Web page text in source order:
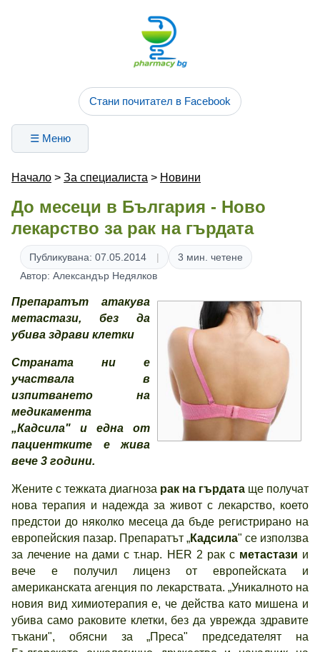
Стани почитател в Facebook
☰ Меню
Начало > За специалиста > Новини
До месеци в България - Ново
лекарство за рак на гърдата
Публикувана: 07.05.2014
3 мин. четене
Автор: Александър Недялков
Препаратът атакува
метастази, без да
убива здрави клетки
Страната ни е
участвала в
изпитването на
медикамента
„Кадсила" и една от
пациентките е жива
вече 3 години.
Жените с тежката диагноза рак на гърдата ще получат
нова терапия и надежда за живот с лекарство, което
предстои до няколко месеца да бъде регистрирано на
европейския пазар. Препаратът „Кадсила" се използва
за лечение на дами с т.нар. HER 2 рак с метастази и
вече е получил лиценз от европейската и
американската агенция по лекарствата. „Уникалното на
новия вид химиотерапия е, че действа като мишена и
убива само раковите клетки, без да уврежда здравите
тъкани", обясни за „Преса" председателят на